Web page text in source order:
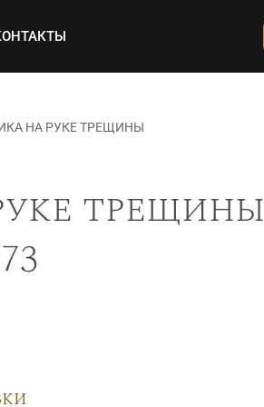
НА РУКЕ ТРЕЩИНЫ
трещины